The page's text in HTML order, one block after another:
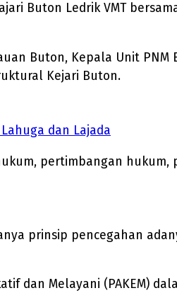
Buton Ledrik VMT
Buton, Kepala Unit
Kejari Buton.
dan Lajada
pertimbangan hukum,
prinsip pencegahan
dan Melayani (PAKEM)